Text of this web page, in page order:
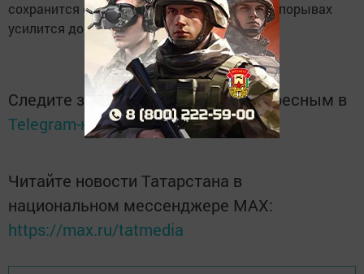
сохранится сильный южный ветер. Ветер в порывах
усилится до 15-18 м/с.
Следите за самым важным и интересным в
Telegram-каналеТатмедиа
Читайте новости Татарстана в
национальном мессенджере MАХ:
https://max.ru/tatmedia